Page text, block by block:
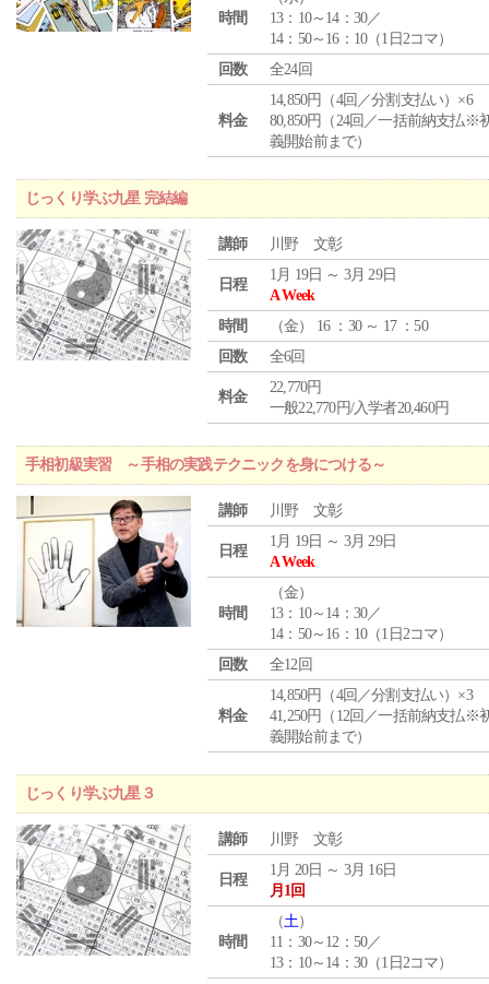
時間
13：10～14：30／
14：50～16：10（1日2コマ）
回数
全24回
料金
14,850円（4回／分割支払い）×6
80,850円（24回／一括前納支払※
義開始前まで）
じっくり学ぶ九星 完結編
講師 川野 文彰
日程
1月 19日 ～ 3月 29日
A Week
時間
（金） 16 ：30 ～ 17 ：50
回数
全6回
料金
22,770円
一般22,770円/入学者20,460円
手相初級実習 ～手相の実践テクニックを身につける～
講師 川野 文彰
日程
1月 19日 ～ 3月 29日
A Week
時間
（金）
13：10～14：30／
14：50～16：10（1日2コマ）
回数
全12回
料金
14,850円（4回／分割支払い）×3
41,250円（12回／一括前納支払※
義開始前まで）
じっくり学ぶ九星３
講師 川野 文彰
日程
1月 20日 ～ 3月 16日
月1回
時間
（土）
11：30～12：50／
13：10～14：30（1日2コマ）